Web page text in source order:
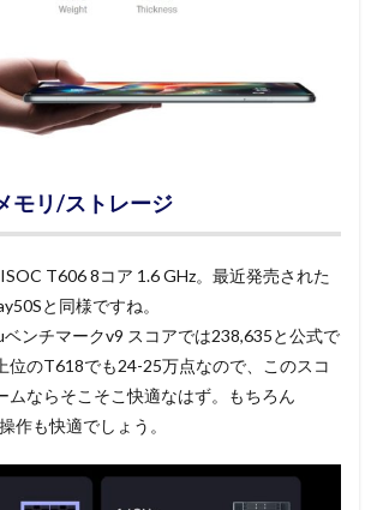
モリ/ストレージ
T606 8コア 1.6 GHz。最近発売された
と同様ですね。
ンチマークv9 スコアでは238,635と公式で
位のT618でも24-25万点なので、このスコ
ムならそこそこ快適なはず。もちろん
作も快適でしょう。